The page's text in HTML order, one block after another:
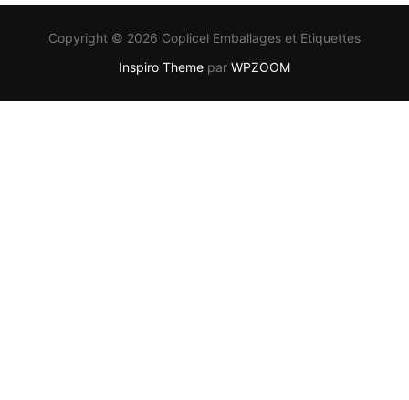
Copyright © 2026 Coplicel Emballages et Etiquettes
Inspiro Theme par WPZOOM